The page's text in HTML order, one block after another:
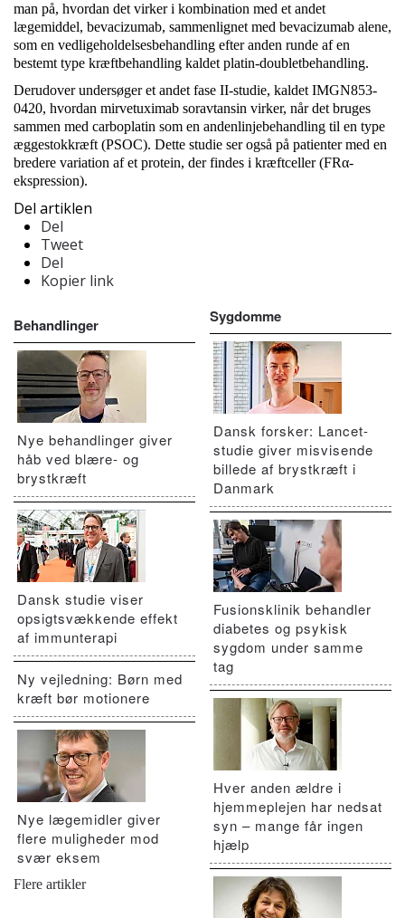
man på, hvordan det virker i kombination med et andet
lægemiddel, bevacizumab, sammenlignet med bevacizumab alene,
som en vedligeholdelsesbehandling efter anden runde af en
bestemt type kræftbehandling kaldet platin-doubletbehandling.
Derudover undersøger et andet fase II-studie, kaldet IMGN853-
0420, hvordan mirvetuximab soravtansin virker, når det bruges
sammen med carboplatin som en andenlinjebehandling til en type
æggestokkræft (PSOC). Dette studie ser også på patienter med en
bredere variation af et protein, der findes i kræftceller (FRα-
ekspression).
Del artiklen
Del
Tweet
Del
Kopier link
Behandlinger
Nye behandlinger giver
håb ved blære- og
brystkræft
Dansk studie viser
opsigtsvækkende effekt
af immunterapi
Ny vejledning: Børn med
kræft bør motionere
Nye lægemidler giver
flere muligheder mod
svær eksem
Flere artikler
Sygdomme
Dansk forsker: Lancet-
studie giver misvisende
billede af brystkræft i
Danmark
Fusionsklinik behandler
diabetes og psykisk
sygdom under samme
tag
Hver anden ældre i
hjemmeplejen har nedsat
syn – mange får ingen
hjælp